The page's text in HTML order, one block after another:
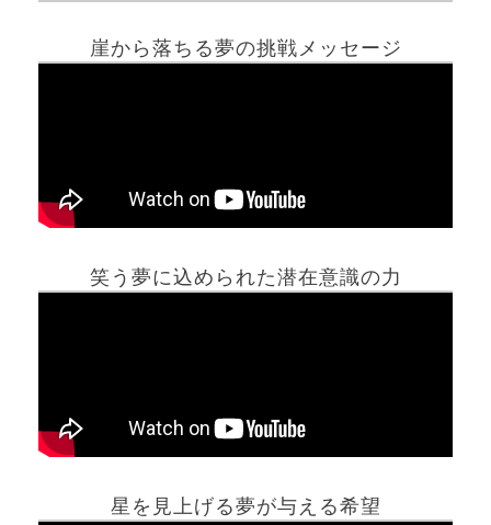
崖から落ちる夢の挑戦メッセージ
笑う夢に込められた潜在意識の力
星を見上げる夢が与える希望
ホーム